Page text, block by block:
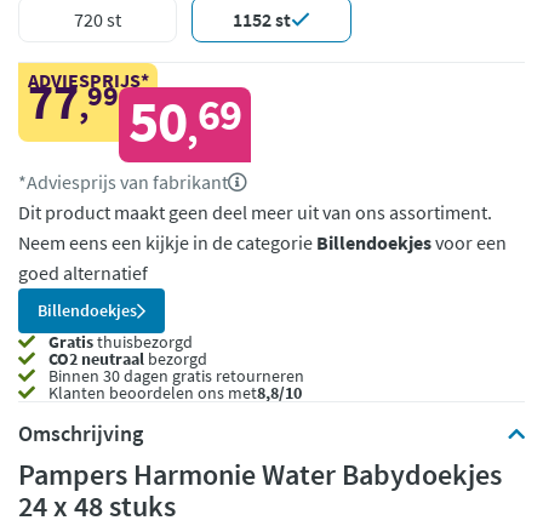
720 st 1152 st
ADVIESPRIJS*
77,99 50,69
*Adviesprijs van fabrikant
Dit product maakt geen deel meer uit van ons assortiment.
Neem eens een kijkje in de categorie Billendoekjesvoor een
goed alternatief
Billendoekjes
Gratisthuisbezorgd
CO2 neutraal bezorgd
Binnen 30 dagen gratis retourneren
Klanten beoordelen ons met8,8/10
Omschrijving
Pampers Harmonie Water Babydoekjes
24 x 48 stuks